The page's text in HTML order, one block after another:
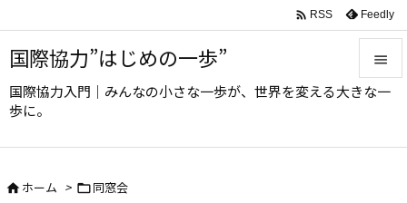
国際協力”はじめの一歩”
国際協力入門｜みんなの小さな一歩が、世界を変える大きな一
歩に。



 RSS Feedly
ホーム > 同窓会